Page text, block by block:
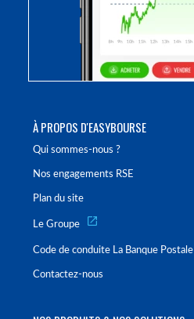
À PROPOS D'EASYBOURSE
Qui sommes-nous ?
Nos engagements RSE
Plan du site
Le Groupe
Code de conduite La Banque Postale
Contactez-nous